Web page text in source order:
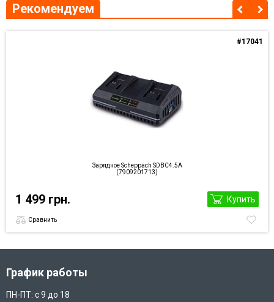
Рекомендуем
#17041
Зарядное Scheppach SDBC4.5A
(7909201713)
1 499 грн. Купить
Сравнить
График работы
ПН-ПТ: с 9 до 18